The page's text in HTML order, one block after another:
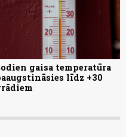
gaisa temperatūra
līdz +30